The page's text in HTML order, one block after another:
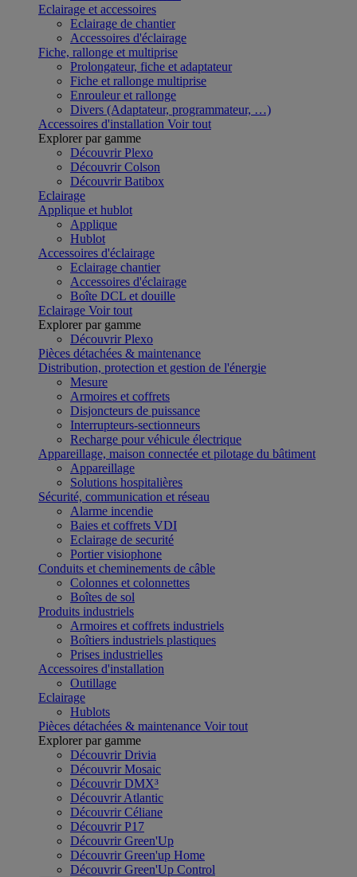
Eclairage et accessoires
Eclairage de chantier
Accessoires d'éclairage
Fiche, rallonge et multiprise
Prolongateur, fiche et adaptateur
Fiche et rallonge multiprise
Enrouleur et rallonge
Divers (Adaptateur, programmateur, …)
Accessoires d'installation Voir tout
Explorer par gamme
Découvrir Plexo
Découvrir Colson
Découvrir Batibox
Eclairage
Applique et hublot
Applique
Hublot
Accessoires d'éclairage
Eclairage chantier
Accessoires d'éclairage
Boîte DCL et douille
Eclairage Voir tout
Explorer par gamme
Découvrir Plexo
Pièces détachées & maintenance
Distribution, protection et gestion de l'énergie
Mesure
Armoires et coffrets
Disjoncteurs de puissance
Interrupteurs-sectionneurs
Recharge pour véhicule électrique
Appareillage, maison connectée et pilotage du bâtiment
Appareillage
Solutions hospitalières
Sécurité, communication et réseau
Alarme incendie
Baies et coffrets VDI
Eclairage de securité
Portier visiophone
Conduits et cheminements de câble
Colonnes et colonnettes
Boîtes de sol
Produits industriels
Armoires et coffrets industriels
Boîtiers industriels plastiques
Prises industrielles
Accessoires d'installation
Outillage
Eclairage
Hublots
Pièces détachées & maintenance Voir tout
Explorer par gamme
Découvrir Drivia
Découvrir Mosaic
Découvrir DMX³
Découvrir Atlantic
Découvrir Céliane
Découvrir P17
Découvrir Green'Up
Découvrir Green'up Home
Découvrir Green'Up Control